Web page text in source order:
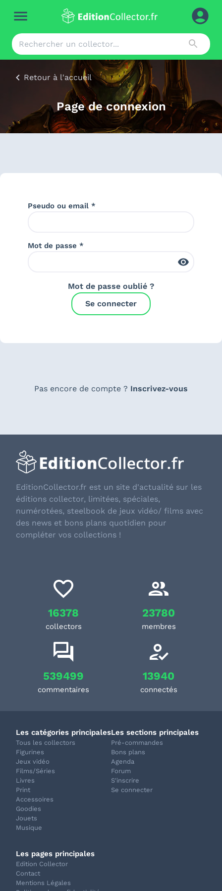
Retour à l'accueil
Page de connexion
Pseudo ou email *
Mot de passe *
Mot de passe oublié ?
Se connecter
Pas encore de compte ? Inscrivez-vous
EditionCollector.fr est un site d'actualité sur les
éditions collector, limitées, spéciales,
numérotées, steelbook de jeux vidéo/ films avec
des news et bons plans quotidien pour
compléter vos collections !
16378
collectors
23780
membres
539499
commentaires
13940
connectés
Les catégories principales
Tous les collectors
Figurines
Jeux vidéo
Films/Séries
Livres
Print
Accessoires
Goodies
Jouets
Musique
Les sections principales
Pré-commandes
Bons plans
Agenda
Forum
S'inscrire
Se connecter
Les pages principales
Edition Collector
Contact
Mentions Légales